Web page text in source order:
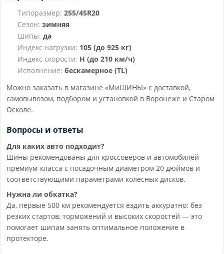
Типоразмер: 255/45R20
Сезон: зимняя
Шипы: да
Индекс нагрузки: 105 (до 925 кг)
Индекс скорости: H (до 210 км/ч)
Исполнение: бескамерное (TL)
Можно заказать в магазине «МиШИНЫ» с доставкой,
самовывозом, подбором и установкой в Воронеже и Старом
Осколе.
Вопросы и ответы
Для каких авто подходит?
Шины рекомендованы для кроссоверов и автомобилей
премиум-класса с посадочным диаметром 20 дюймов и
соответствующими параметрами колёсных дисков.
Нужна ли обкатка?
Да, первые 500 км рекомендуется ездить аккуратно: без
резких стартов, торможений и высоких скоростей — это
помогает шипам занять оптимальное положение в
протекторе.